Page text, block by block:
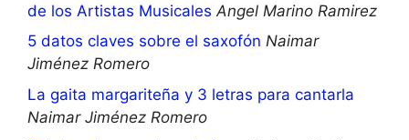
de los Artistas Musicales Angel Marino Ramirez
5 datos claves sobre el saxofón Naimar
Jiménez Romero
La gaita margariteña y 3 letras para cantarla
Naimar Jiménez Romero